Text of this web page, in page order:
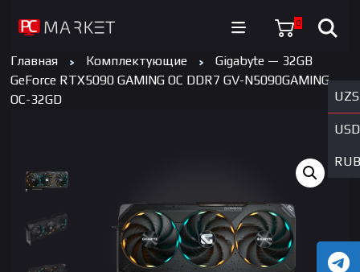
0
UZS
USD
RUB
Главная Комплектующие
Gigabyte — 32GB
GeForce RTX5090 GAMING OC DDR7 GV-N5090GAMING
OC-32GD